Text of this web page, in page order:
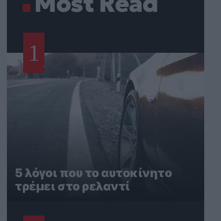
1
5 λόγοι που το αυτοκίνητο
τρέμει στο ρελαντί